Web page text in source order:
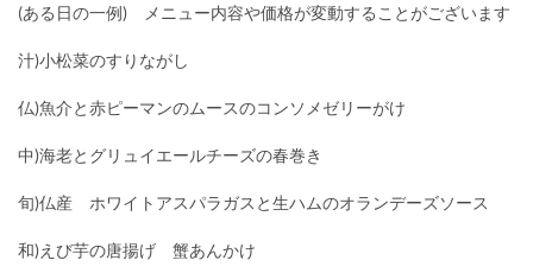
(ある日の一例) メニュー内容や価格が変動することがございます
汁)小松菜のすりながし
仏)魚介と赤ピーマンのムースのコンソメゼリーがけ
中)海老とグリュイエールチーズの春巻き
旬)仏産 ホワイトアスパラガスと生ハムのオランデーズソース
和)えび芋の唐揚げ 蟹あんかけ